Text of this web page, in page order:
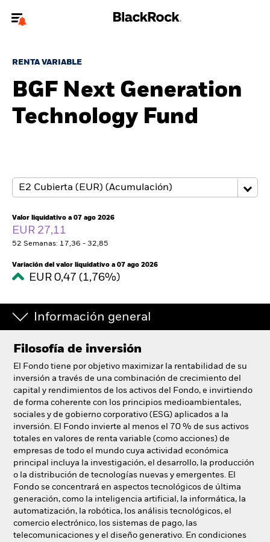
particulares.
relevante, por favor, actualizatu tipo de usuario.
Quiénes somos
Perspectivas
España
BlackRock
iShares
Aladdin
Nuestra compañía
RENTA VARIABLE
BGF Next Generation
Technology Fund
Valor liquidativo a 07 ago 2026
EUR 27,11
52 Semanas: 17,36 - 32,85
Variación del valor liquidativo a 07 ago 2026
EUR 0,47 (1,76%)
Información general
Filosofía de inversión
El Fondo tiene por objetivo maximizar la rentabilidad de su
inversión a través de una combinación de crecimiento del
capital y rendimientos de los activos del Fondo, e invirtiendo
de forma coherente con los principios medioambientales,
sociales y de gobierno corporativo (ESG) aplicados a la
inversión. El Fondo invierte al menos el 70 % de sus activos
totales en valores de renta variable (como acciones) de
empresas de todo el mundo cuya actividad económica
principal incluya la investigación, el desarrollo, la producción
o la distribución de tecnologías nuevas y emergentes. El
Fondo se concentrará en aspectos tecnológicos de última
generación, como la inteligencia artificial, la informática, la
automatización, la robótica, los análisis tecnológicos, el
comercio electrónico, los sistemas de pago, las
telecomunicaciones y el diseño generativo. En condiciones